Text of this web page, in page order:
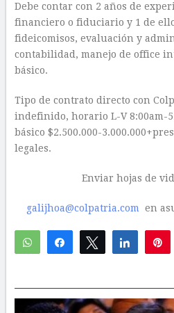
Debe contar con 2 años de
financiero o fiduciario y 1 de
fideicomisos, evaluación y
contabilidad, manejo de office
básico.
Tipo de contrato directo con
indefinido, horario L-V 8:00am-
básico $2.500.000-
legales.
Enviar hojas de
galijhoa@colpatria.com en
WhatsAppCompartirTwittear